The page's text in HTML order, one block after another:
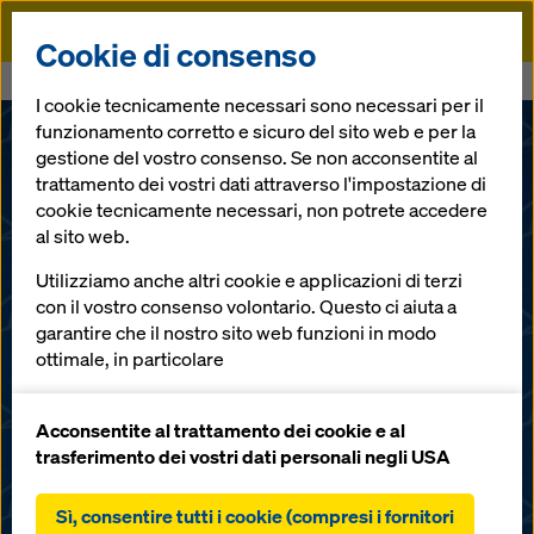
Doka
Risparmia tempo e costi:
Acquista online
componenti ed
accessori per
Cookie di consenso
I cookie tecnicamente necessari sono necessari per il
funzionamento corretto e sicuro del sito web e per la
gestione del vostro consenso. Se non acconsentite al
trattamento dei vostri dati attraverso l'impostazione di
cookie tecnicamente necessari, non potrete accedere
al sito web.
Utilizziamo anche altri cookie e applicazioni di terzi
con il vostro consenso volontario. Questo ci aiuta a
garantire che il nostro sito web funzioni in modo
ottimale, in particolare
nostro sito web (cookie funzionali e statistici),
facilitare un processo di acquisto senza problemi
statistici),
Acconsentite al trattamento dei cookie e al
trasferimento dei vostri dati personali negli USA
Sì, consentire tutti i cookie (compresi i fornitori